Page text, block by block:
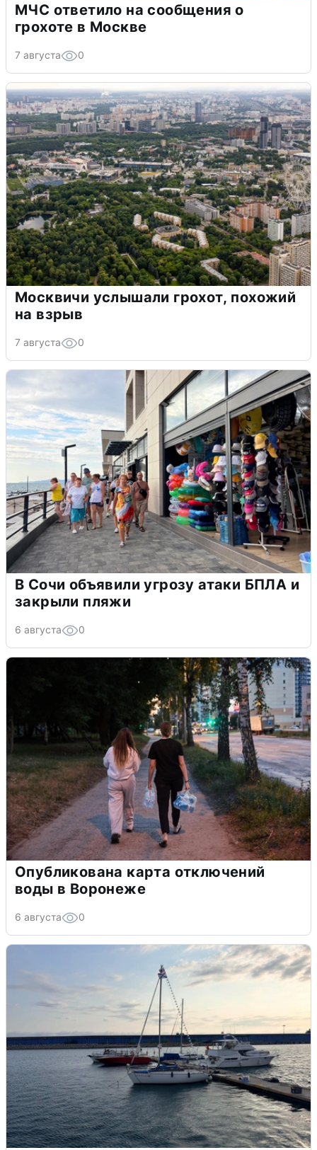
МЧС ответило на сообщения о
грохоте в Москве
7 августа 0
Москвичи услышали грохот, похожий
на взрыв
7 августа 0
В Сочи объявили угрозу атаки БПЛА и
закрыли пляжи
6 августа 0
Опубликована карта отключений
воды в Воронеже
6 августа 0